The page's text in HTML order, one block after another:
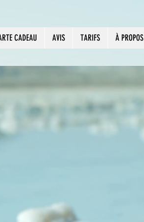
CADEAU AVIS TARIFS À PROPOS